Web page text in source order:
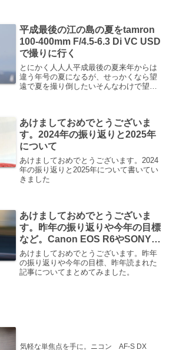
これ...
平成最後の江の島の夏をtamron
100-400mm F/4.5-6.3 Di VC USD
で撮りに行く
とにかく人人人平成最後の夏来年からは
違う年号の夏になるが、せっかくなら望
遠で夏を撮り倒したいそんなわけで望遠
あけましておめでとうございま
す。2024年の振り返りと2025年
について
あけましておめでとうございます。2024
年の振り返りと2025年について書いてい
きました
あけましておめでとうございま
す。昨年の振り返りや今年の目標
など。Canon EOS R6やSONY
α7Ⅲやα9系が読まれました
あけましておめでとうございます。昨年
の振り返りや今年の目標、昨年読まれた
記事についてまとめてみました。
気軽な単焦点を手に。ニコン AF-S DX